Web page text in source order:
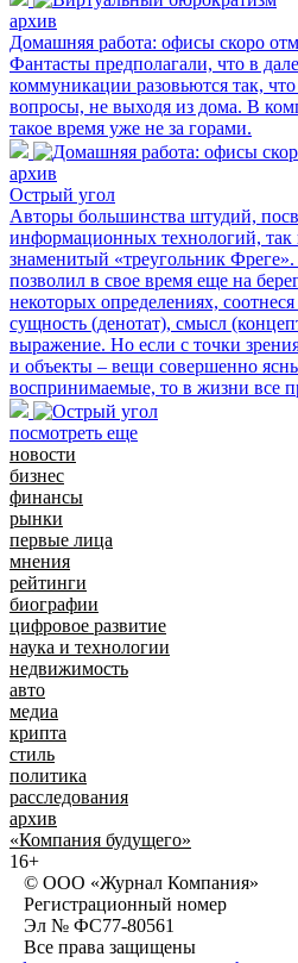
архив
Домашняя работа: офисы скоро
Фантасты предполагали, что в
коммуникации разовьются так,
вопросы, не выходя из дома. В
такое время уже не за горами.
архив
Острый угол
Авторы большинства штудий,
информационных технологий,
знаменитый «треугольник Фреге».
позволил в свое время еще на
некоторых определениях,
сущность (денотат), смысл
выражение. Но если с точки
и объекты – вещи совершенно
воспринимаемые, то в жизни все
посмотреть еще
новости
бизнес
финансы
рынки
первые лица
мнения
рейтинги
биографии
цифровое развитие
наука и технологии
недвижимость
авто
медиа
крипта
стиль
политика
расследования
архив
«Компания будущего»
16+
© ООО «Журнал Компания»
Регистрационный номер
Эл № ФС77-80561
Все права защищены